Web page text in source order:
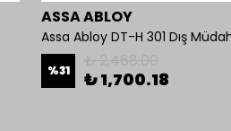
ASSA ABLOY
Assa Abloy DT-H 301 Dış
%31 ₺ 1,700.18